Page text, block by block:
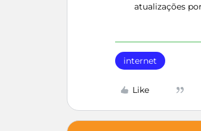
atualizações
internet
Like